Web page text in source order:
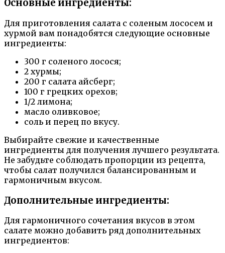
Основные ингредиенты:
Для приготовления салата с соленым лососем и
хурмой вам понадобятся следующие основные
ингредиенты:
300 г соленого лосося;
2 хурмы;
200 г салата айсберг;
100 г грецких орехов;
1/2 лимона;
масло оливковое;
соль и перец по вкусу.
Выбирайте свежие и качественные
ингредиенты для получения лучшего результата.
Не забудьте соблюдать пропорции из рецепта,
чтобы салат получился балансированным и
гармоничным вкусом.
Дополнительные ингредиенты:
Для гармоничного сочетания вкусов в этом
салате можно добавить ряд дополнительных
ингредиентов: